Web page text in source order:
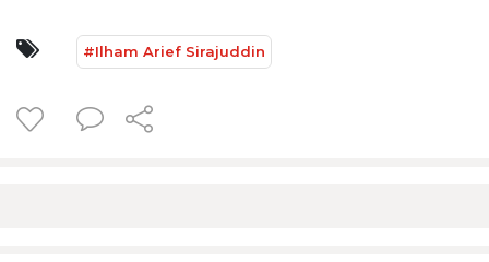
#Ilham Arief Sirajuddin